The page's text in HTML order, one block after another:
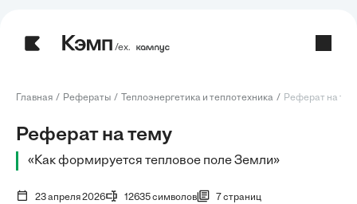
/ех.
Главная Рефераты Теплоэнергетика и теплотехника Реферат на
Реферат на тему
«Как формируется тепловое поле Земли»
23 апреля 2026 12635 символов 7 страниц